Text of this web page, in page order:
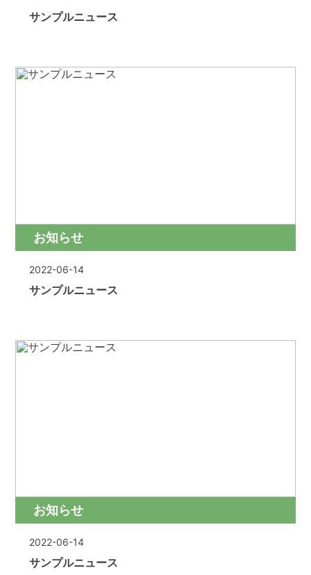
サンプルニュース
お知らせ
2022-06-14
サンプルニュース
お知らせ
2022-06-14
サンプルニュース